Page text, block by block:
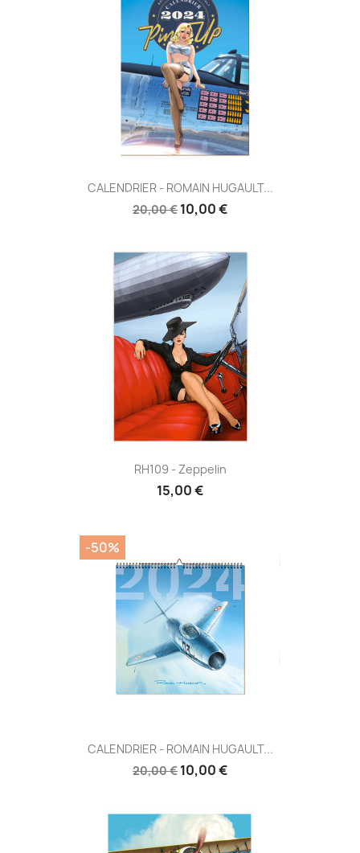
CALENDRIER - ROMAIN HUGAULT...
20,00 € 10,00 €
RH109 - Zeppelin
15,00 €
CALENDRIER - ROMAIN HUGAULT...
20,00 € 10,00 €
-50%